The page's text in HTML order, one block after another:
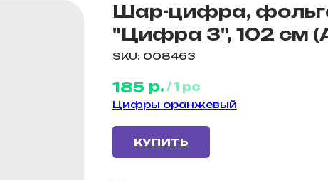
Шар-цифра,
"Цифра 3", 102 см
SKU: 008463
185 р./1 pc
Цифры оранжевый
КУПИТЬ